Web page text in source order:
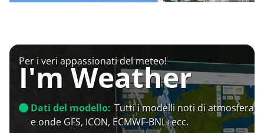
Per i veri appassionati del meteo!
I'm Weather
Dati del modello: Tutti i modelli noti di atmosfera
e onde GFS, ICON, ECMWF-BNL+ecc.